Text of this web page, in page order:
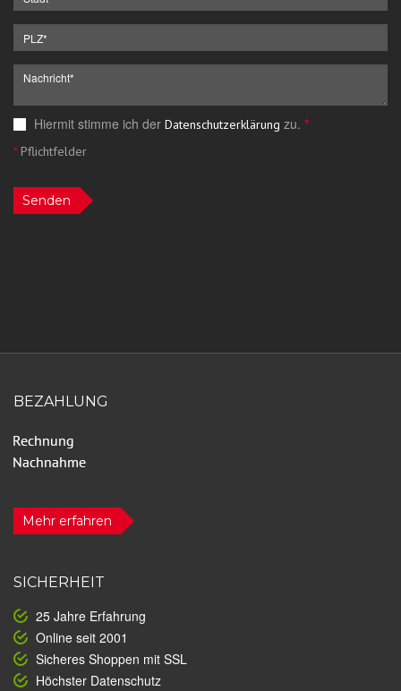
Hiermit stimme ich der Datenschutzerklärung zu. *
*Pflichtfelder
Senden
BEZAHLUNG
Mehr erfahren
SICHERHEIT
25 Jahre Erfahrung
Online seit 2001
Sicheres Shoppen mit SSL
Höchster Datenschutz